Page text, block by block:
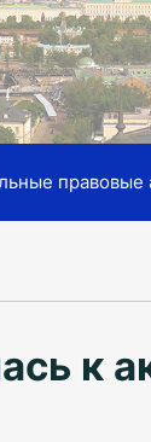
правовые
к